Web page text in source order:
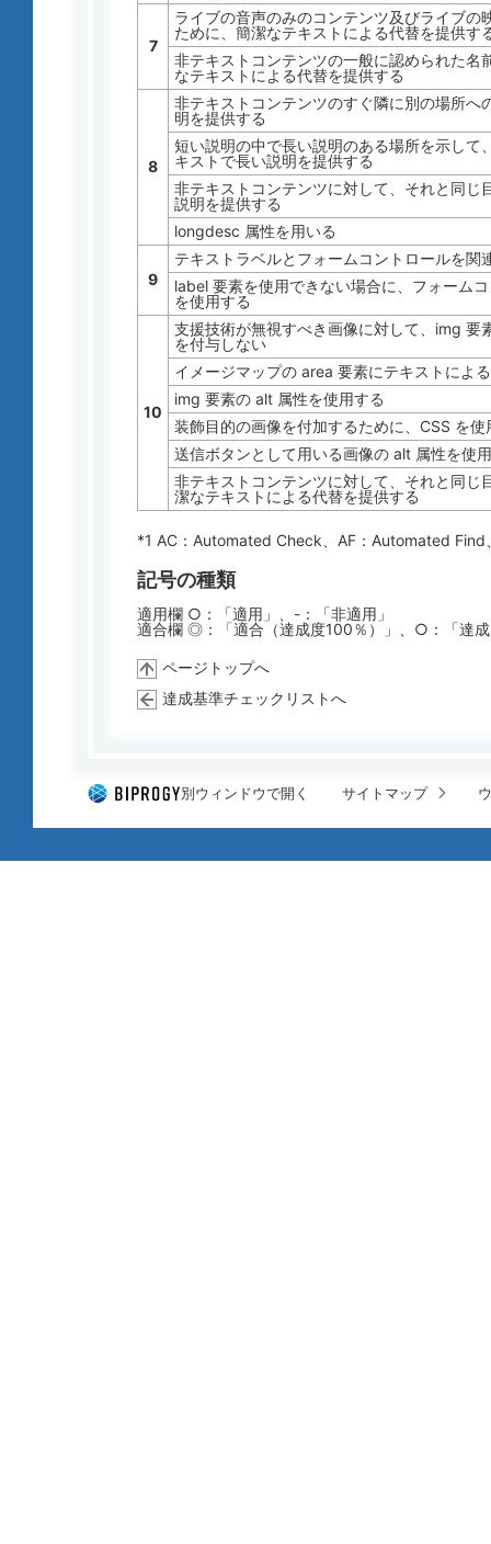
7
ライブの音声のみのコンテンツ及びライブ
ために、簡潔なテキストによる代替を提供す
非テキストコンテンツの一般に認められた
なテキストによる代替を提供する
8
非テキストコンテンツのすぐ隣に別の場所へ
明を提供する
短い説明の中で長い説明のある場所を示して
キストで長い説明を提供する
非テキストコンテンツに対して、それと同じ
説明を提供する
longdesc 属性を用いる
9
テキストラベルとフォームコントロールを
label 要素を使用できない場合に、フォーム
を使用する
10
支援技術が無視すべき画像に対して、img
を付与しない
イメージマップの area 要素にテキストによ
img 要素の alt 属性を使用する
装飾目的の画像を付加するために、CSS を使
送信ボタンとして用いる画像の alt 属性を使
非テキストコンテンツに対して、それと同じ
潔なテキストによる代替を提供する
*1 AC： Automated Check 、AF： Automated Find
記号の種類
適用欄 ○：「適用」、-：「非適用」
適合欄 ◎：「適合（達成度100％）」、○：「達
ページトップへ
達成基準チェックリストへ
別ウィンドウで開く サイトマップ